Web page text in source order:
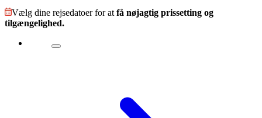
Vælg dine rejsedatoer for at få nøjagtig prissetting og
tilgængelighed.